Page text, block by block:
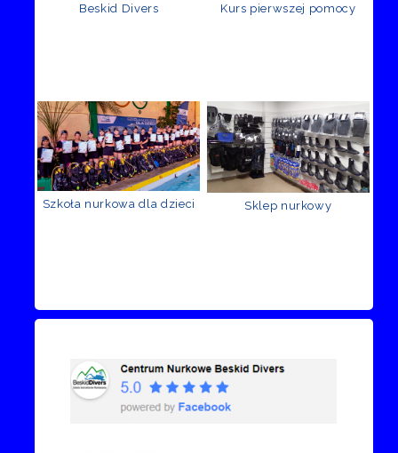
Beskid Divers Kurs pierwszej pomocy
Szkoła nurkowa dla dzieci Sklep nurkowy